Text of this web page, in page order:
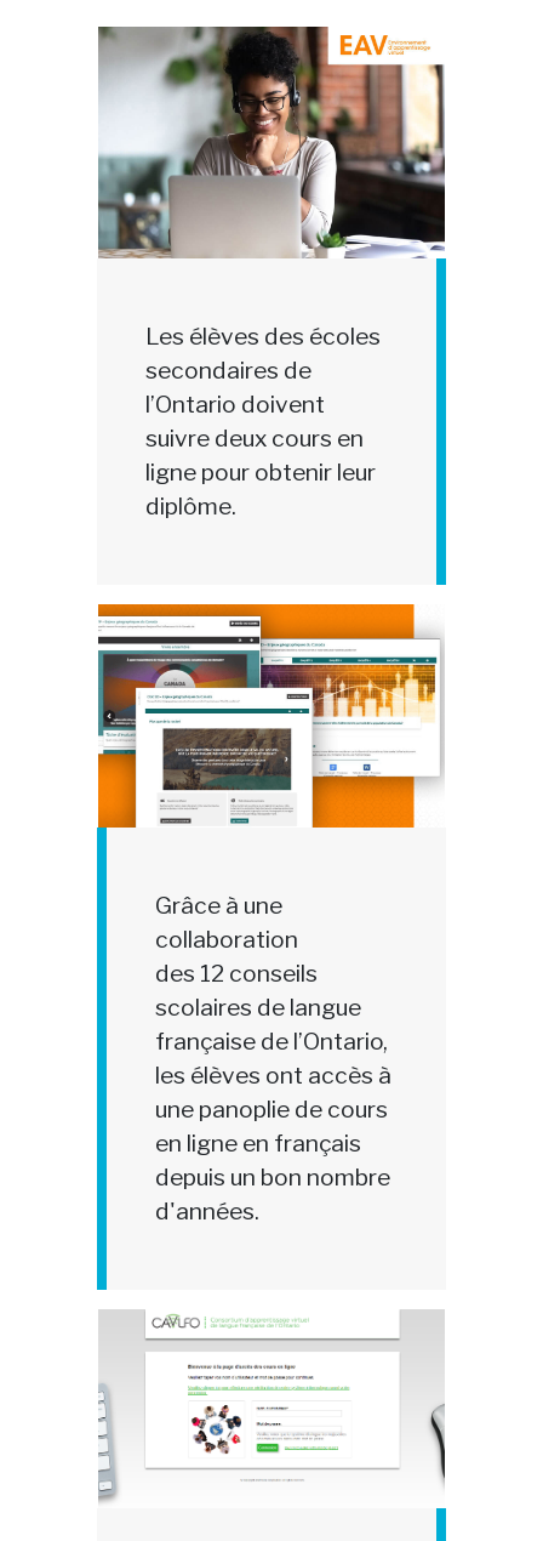
Les élèves des écoles
secondaires de
l’Ontario doivent
suivre deux cours en
ligne pour obtenir leur
diplôme.
Grâce à une
collaboration
des 12 conseils
scolaires de langue
française de l’Ontario,
les élèves ont accès à
une panoplie de cours
en ligne en français
depuis un bon nombre
d'années.